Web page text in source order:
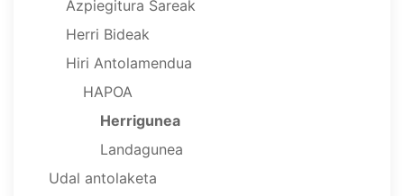
Azpiegitura Sareak
Herri Bideak
Hiri Antolamendua
HAPOA
Herrigunea
Landagunea
Udal antolaketa